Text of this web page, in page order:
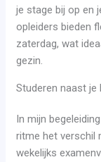
je stage bij op en
opleiders bieden
zaterdag, wat
gezin.
Studeren naast je
In mijn
ritme het verschil
wekelijks